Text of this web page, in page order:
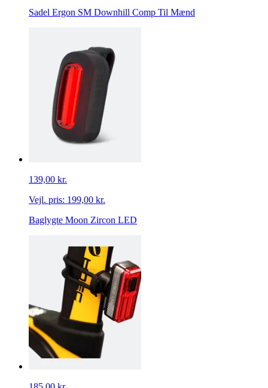
Sadel Ergon SM Downhill Comp Til Mænd
139,00 kr.
Vejl. pris: 199,00 kr.
Baglygte Moon Zircon LED